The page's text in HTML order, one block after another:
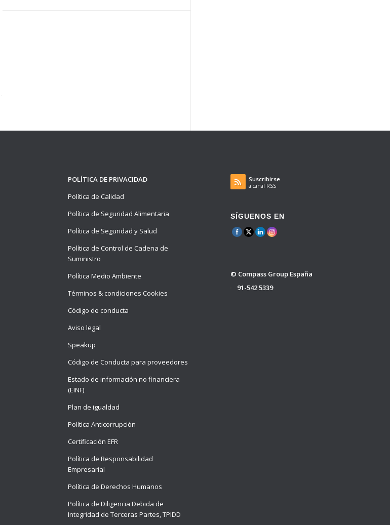
POLÍTICA DE PRIVACIDAD
Política de Calidad
Política de Seguridad Alimentaria
Política de Seguridad y Salud
Política de Control de Cadena de
Suministro
Política Medio Ambiente
Términos & condiciones Cookies
Código de conducta
Aviso legal
Speakup
Código de Conducta para proveedores
Estado de información no financiera
(EINF)
Plan de igualdad
Política Anticorrupción
Certificación EFR
Política de Responsabilidad
Empresarial
Política de Derechos Humanos
Política de Diligencia Debida de
Integridad de Terceras Partes, TPIDD
Suscribirse
a canal RSS
SÍGUENOS EN
© Compass Group España
91-542 5339